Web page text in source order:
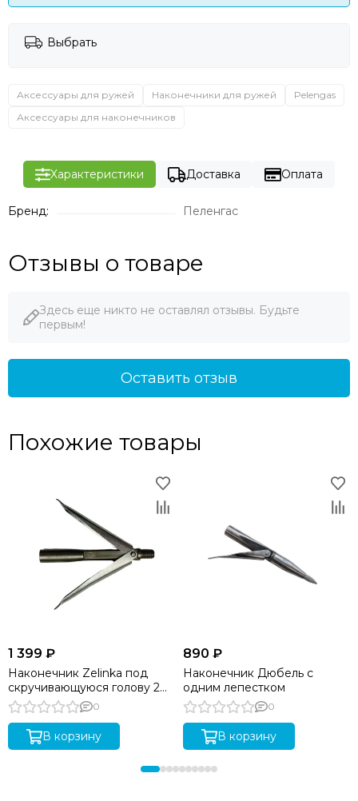
Выбрать
Аксессуары для ружей Наконечники для ружей
Pelengas
Аксессуары для наконечников
Характеристики Доставка Оплата
Бренд: Пеленгас
Отзывы о товаре
Здесь еще никто не оставлял отзывы. Будьте
первым!
Оставить отзыв
Похожие товары
1 399 ₽
Наконечник Zelinka под
скручивающуюся голову 2
лепестка
0
В корзину
890 ₽
Наконечник Дюбель с
одним лепестком
0
В корзину